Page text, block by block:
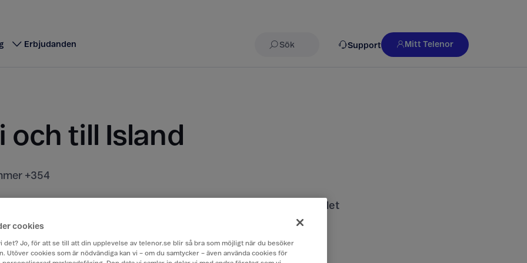
Erbjudanden
Sök Support Mitt Telenor
och till Island
+354
kostar att ringa, sms:a och surfa när du är utomlands och vad det
Sverige till ett annat land.
cookies
det? Jo, för att se till att din upplevelse av telenor.se blir så bra som möjligt när du besöker
Utöver cookies som är nödvändiga kan vi – om du samtycker – även använda cookies för